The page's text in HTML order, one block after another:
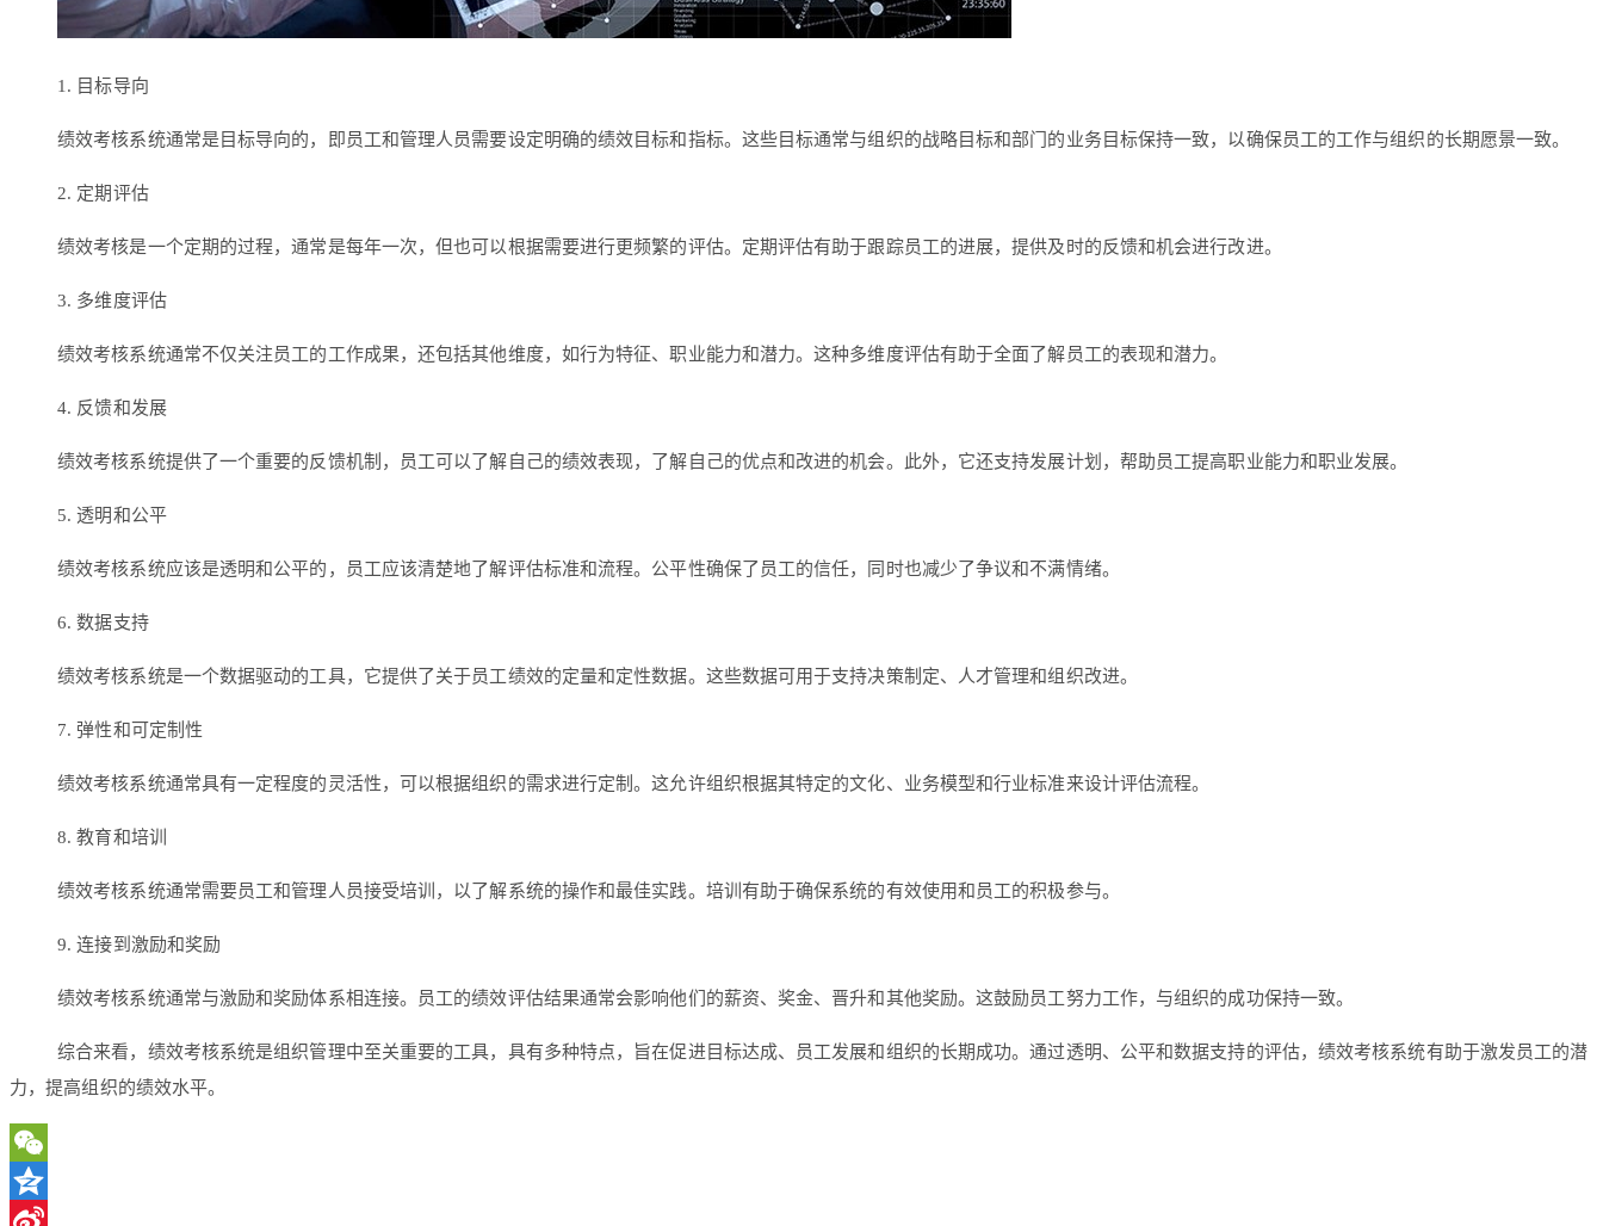
1. 目标导向
绩效考核系统通常是目标导向的，即员工和管理人员需要设定明确的绩效目标和指标。这些目标通常与组织的战略目标和部门的业务目标保持一致，以确保员工的工作与组织的长期愿景一致。
2. 定期评估
绩效考核是一个定期的过程，通常是每年一次，但也可以根据需要进行更频繁的评估。定期评估有助于跟踪员工的进展，提供及时的反馈和机会进行改进。
3. 多维度评估
绩效考核系统通常不仅关注员工的工作成果，还包括其他维度，如行为特征、职业能力和潜力。这种多维度评估有助于全面了解员工的表现和潜力。
4. 反馈和发展
绩效考核系统提供了一个重要的反馈机制，员工可以了解自己的绩效表现，了解自己的优点和改进的机会。此外，它还支持发展计划，帮助员工提高职业能力和职业发展。
5. 透明和公平
绩效考核系统应该是透明和公平的，员工应该清楚地了解评估标准和流程。公平性确保了员工的信任，同时也减少了争议和不满情绪。
6. 数据支持
绩效考核系统是一个数据驱动的工具，它提供了关于员工绩效的定量和定性数据。这些数据可用于支持决策制定、人才管理和组织改进。
7. 弹性和可定制性
绩效考核系统通常具有一定程度的灵活性，可以根据组织的需求进行定制。这允许组织根据其特定的文化、业务模型和行业标准来设计评估流程。
8. 教育和培训
绩效考核系统通常需要员工和管理人员接受培训，以了解系统的操作和最佳实践。培训有助于确保系统的有效使用和员工的积极参与。
9. 连接到激励和奖励
绩效考核系统通常与激励和奖励体系相连接。员工的绩效评估结果通常会影响他们的薪资、奖金、晋升和其他奖励。这鼓励员工努力工作，与组织的成功保持一致。
综合来看，绩效考核系统是组织管理中至关重要的工具，具有多种特点，旨在促进目标达成、员工发展和组织的长期成功。通过透明、公平和数据支持的评估，绩效考核系统有助于激发员工的潜
力，提高组织的绩效水平。
WeChat
Qzone